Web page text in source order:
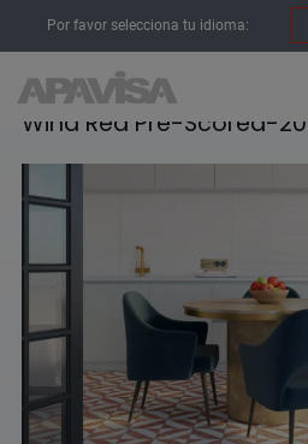
Por favor selecciona tu idioma:
Wind Red Pre-Scored-